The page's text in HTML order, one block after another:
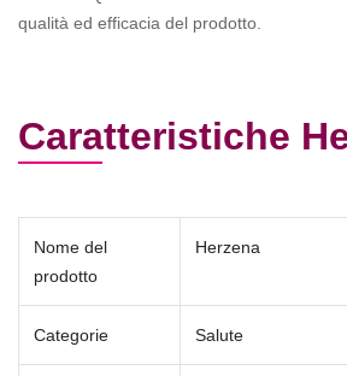
qualità ed efficacia del prodotto.
Caratteristiche
Nome del
prodotto
Herzena
Categorie Salute